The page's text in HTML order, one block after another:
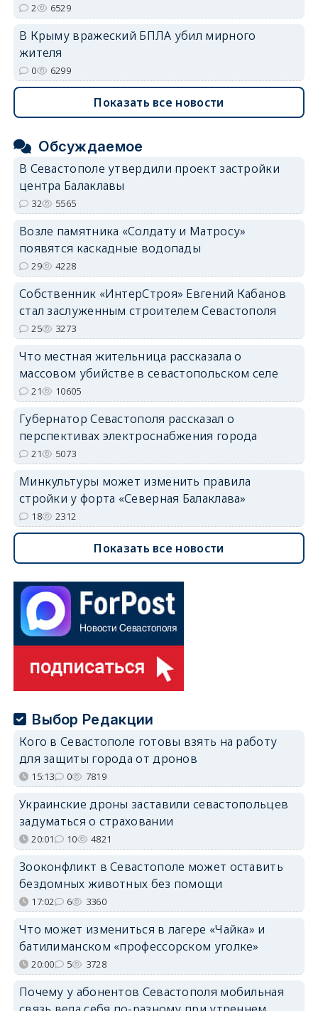
2 6529
В Крыму вражеский БПЛА убил мирного
жителя
0 6299
Показать все новости
Обсуждаемое
В Севастополе утвердили проект застройки
центра Балаклавы
32 5565
Возле памятника «Солдату и Матросу»
появятся каскадные водопады
29 4228
Собственник «ИнтерСтроя» Евгений Кабанов
стал заслуженным строителем Севастополя
25 3273
Что местная жительница рассказала о
массовом убийстве в севастопольском селе
21 10605
Губернатор Севастополя рассказал о
перспективах электроснабжения города
21 5073
Минкультуры может изменить правила
стройки у форта «Северная Балаклава»
18 2312
Показать все новости
Выбор Редакции
Кого в Севастополе готовы взять на работу
для защиты города от дронов
15:13 0 7819
Украинские дроны заставили севастопольцев
задуматься о страховании
20:01 10 4821
Зооконфликт в Севастополе может оставить
бездомных животных без помощи
17:02 6 3360
Что может измениться в лагере «Чайка» и
батилиманском «профессорском уголке»
20:00 5 3728
Почему у абонентов Севастополя мобильная